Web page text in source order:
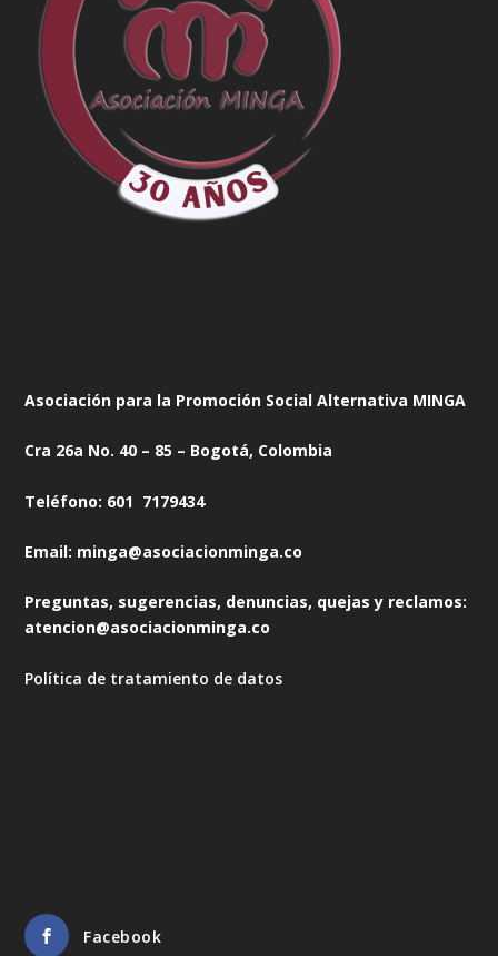
Asociación para la Promoción Social Alternativa MINGA
Cra 26a No. 40 – 85 – Bogotá, Colombia
Teléfono: 601 7179434
Email: minga@asociacionminga.co
Preguntas, sugerencias, denuncias, quejas y reclamos:
atencion@asociacionminga.co
Política de tratamiento de datos
Facebook